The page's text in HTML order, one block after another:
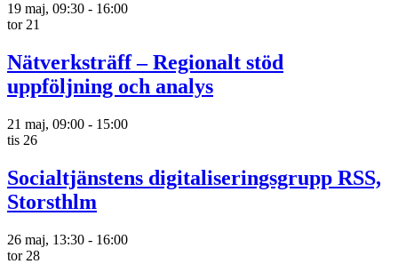
19 maj, 09:30 - 16:00
tor21
Nätverksträff – Regionalt stöd
uppföljning och analys
21 maj, 09:00 - 15:00
tis 26
Socialtjänstens digitaliseringsgrupp RSS,
Storsthlm
26 maj, 13:30 - 16:00
tor 28